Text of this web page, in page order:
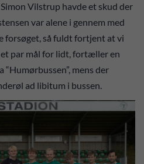
Vilstrup havde et skud der
var alene i gennem med
forsøget, så fuldt fortjent at vi
par mål for lidt, fortæller en
“Humørbussen”, mens der
ad libitum i bussen.